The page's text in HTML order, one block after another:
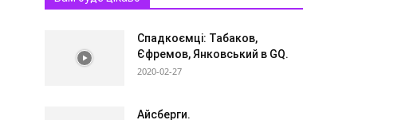
Спадкоємці: Табаков,
Єфремов, Янковський в GQ.
2020-02-27
Айсберги.